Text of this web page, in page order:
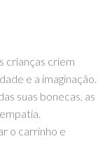
crianças criem
e a imaginação.
suas bonecas, as
o carrinho e